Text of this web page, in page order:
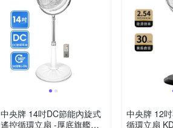
中央牌 14吋DC節能內旋式
遙控循環立扇 -厚底旗艦款K
中央牌 12
循環立扇